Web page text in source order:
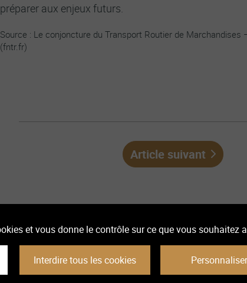
préparer aux enjeux futurs.
Source : Le conjoncture du Transport Routier de Marchandises
(fntr.fr)
Article suivant
Gestion des cookies
et vous donne le contrôle sur ce que vous souhaitez
Interdire tous les cookies Personnaliser